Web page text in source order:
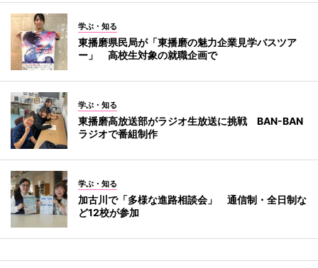
学ぶ・知る
東播磨県民局が「東播磨の魅力企業見学バスツア
ー」 高校生対象の就職企画で
学ぶ・知る
東播磨高放送部がラジオ生放送に挑戦 BAN-BAN
ラジオで番組制作
学ぶ・知る
加古川で「多様な進路相談会」 通信制・全日制な
ど12校が参加